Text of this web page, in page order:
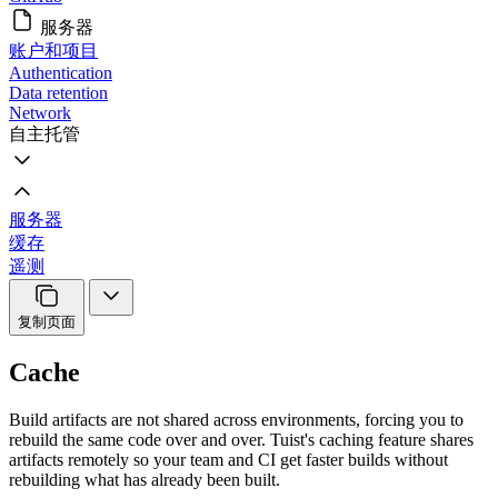
服务器
账户和项目
Authentication
Data retention
Network
自主托管
服务器
缓存
遥测
复制页面
Cache
Build artifacts are not shared across environments, forcing you to
rebuild the same code over and over. Tuist's caching feature shares
artifacts remotely so your team and CI get faster builds without
rebuilding what has already been built.